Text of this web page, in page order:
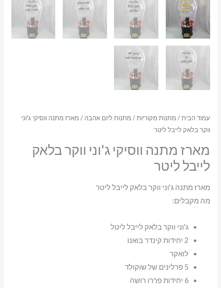
עמוד הבית/ מתנות מקוריות/ מתנות ליום אהבה / מארז מתנה ווסיקי ג'וני
ווקר בלאק לייבל ליטר
מארז מתנה ווסיקי ג'וני ווקר בלאק
לייבל ליטר
מארז מתנה ג'וני ווקר בלאק לייבל ליטר
מה מקבלים:
ג'וני ווקר בלאק לייבל ליטל
2 יחידות קינדר בואנו
לואקר
5 פרלינים של שוקולד
6 יחידות פררו רושה